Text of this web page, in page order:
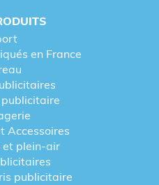
en France
Accessoires
et plein-air
publicitaire